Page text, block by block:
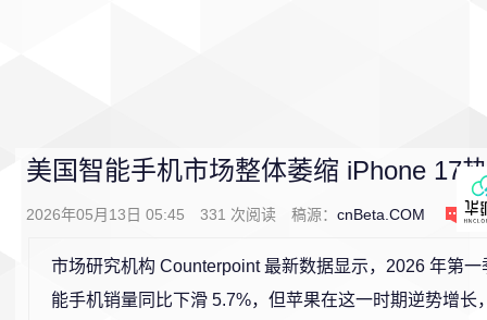
美国智能手机市场整体萎缩 iPhone 17
2026年05月13日 05:45 331 次阅读 稿源： cnBeta.COM 0
市场研究机构 Counterpoint 最新数据显示，2026 年第
能手机销量同比下滑 5.7%，但苹果在这一时期逆势增长